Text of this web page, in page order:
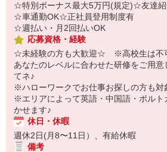
☆特別ボーナス最大5万円(規定)☆友達紹
☆車通勤OK☆正社員登用制度有
☆週払い・月2回払いOK
応募資格・経験
☆未経験の方も大歓迎☆ ※高校生は不
あなたのレベルに合わせた研修をご用意
てネ♪
※ハローワークでお仕事お探しの方も対
※エリアによって英語・中国語・ポルト
かせます♪
休日・休暇
週休2日(月8〜11日）、有給休暇
備考